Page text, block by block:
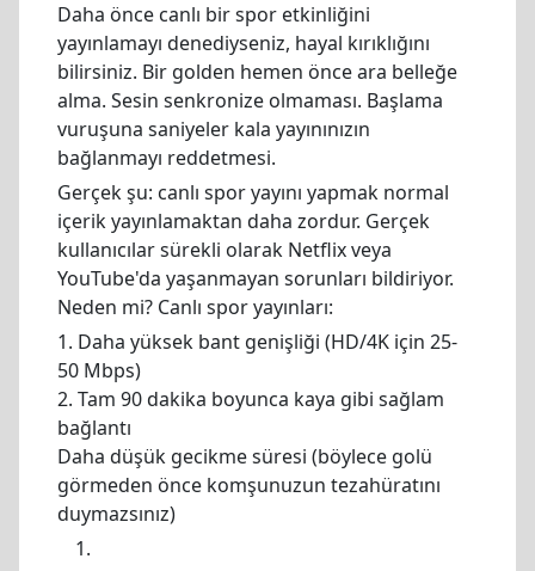
Daha önce canlı bir spor etkinliğini
yayınlamayı denediyseniz, hayal kırıklığını
bilirsiniz. Bir golden hemen önce ara belleğe
alma. Sesin senkronize olmaması. Başlama
vuruşuna saniyeler kala yayınınızın
bağlanmayı reddetmesi.
Gerçek şu: canlı spor yayını yapmak normal
içerik yayınlamaktan daha zordur. Gerçek
kullanıcılar sürekli olarak Netflix veya
YouTube'da yaşanmayan sorunları bildiriyor.
Neden mi? Canlı spor yayınları:
1. Daha yüksek bant genişliği (HD/4K için 25-
50 Mbps)
2. Tam 90 dakika boyunca kaya gibi sağlam
bağlantı
Daha düşük gecikme süresi (böylece golü
görmeden önce komşunuzun tezahüratını
duymazsınız)